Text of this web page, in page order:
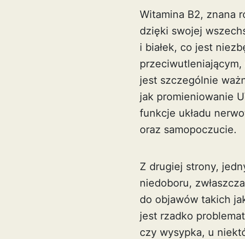
Witamina B2, znana
dzięki swojej
i białek, co jest
jest szczególnie
jak promieniowanie
funkcje układu
oraz samopoczucie.
Z drugiej strony,
niedoboru,
do objawów takich
jest rzadko
czy wysypka, u